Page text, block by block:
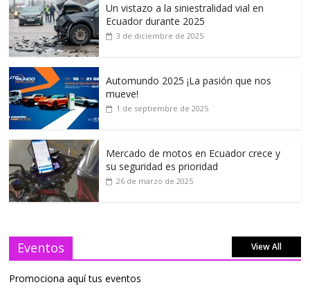
Un vistazo a la siniestralidad vial en
Ecuador durante 2025
3 de diciembre de 2025
Automundo 2025 ¡La pasión que nos
mueve!
1 de septiembre de 2025
Mercado de motos en Ecuador crece y
su seguridad es prioridad
26 de marzo de 2025
Eventos View All
Promociona aquí tus eventos